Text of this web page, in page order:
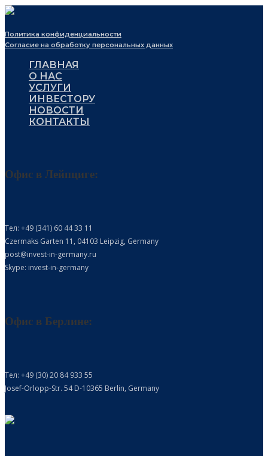
Политика конфиденциальности
Согласие на обработку персональных данных
ГЛАВНАЯ
О НАС
УСЛУГИ
ИНВЕСТОРУ
НОВОСТИ
КОНТАКТЫ
Офис в Лейпциге:
Тел: +49 (341) 60 44 33 11
Czermaks Garten 11, 04103 Leipzig, Germany
post@invest-in-germany.ru
Skype: invest-in-germany
Офис в Берлине:
Тел: +49 (30) 20 84 933 55
Josef-Orlopp-Str. 54 D-10365 Berlin, Germany